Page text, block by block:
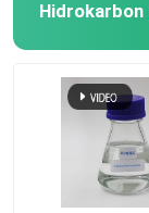
Hidrokarbon